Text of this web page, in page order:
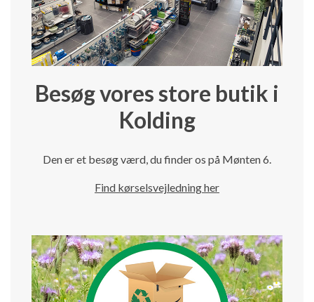
Besøg vores store butik i
Kolding
Den er et besøg værd, du finder os på Mønten 6.
Find kørselsvejledning her